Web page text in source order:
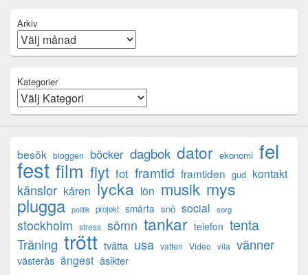
Arkiv
Kategorier
besök bloggen böcker dagbok dator ekonomi fel
fest film flyt fot framtid framtiden gud kontakt
känslor kåren lycka lön musik mys
plugga politik projekt smärta snö social sorg
stockholm stress sömn tankar telefon tenta
Träning trött tvätta usa vatten Video vila vänner
västerås ångest åsikter